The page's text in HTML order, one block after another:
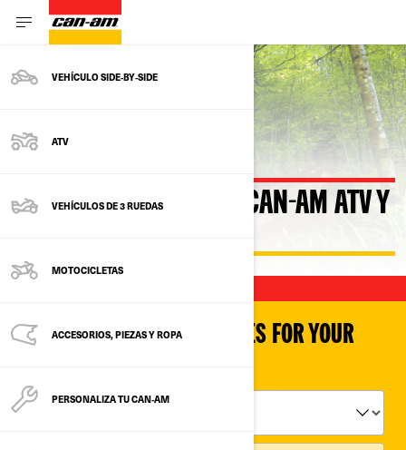
VEHÍCULO SIDE‑BY‑SIDE
ATV
VEHÍCULOS DE 3 RUEDAS
MOTOCICLETAS
ACCESORIOS, PIEZAS Y ROPA
PERSONALIZA TU CAN‑AM
Volver a los modelos actuales
MODELOS ANTERIORES CAN-AM ATV Y
SHOP PARTS & ACCESSORIES FOR YOUR